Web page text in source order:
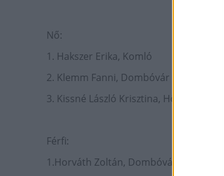
Nő:
1. Hakszer Erika, Komló
2. Klemm Fanni, Dombóvár
3. Kissné László Krisztina, Hőgyész
Férfi:
1.Horváth Zoltán, Dombóvár